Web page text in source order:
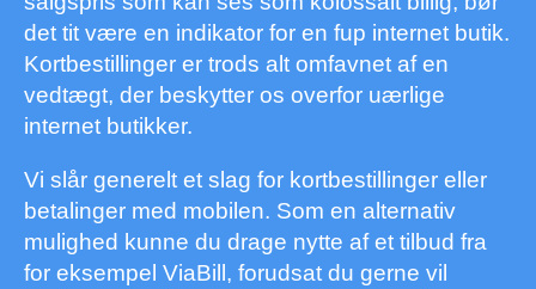
det tit være en indikator for en fup internet butik.
Kortbestillinger er trods alt omfavnet af en
vedtægt, der beskytter os overfor uærlige
internet butikker.
Vi slår generelt et slag for kortbestillinger eller
betalinger med mobilen. Som en alternativ
mulighed kunne du drage nytte af et tilbud fra
for eksempel ViaBill, forudsat du gerne vil